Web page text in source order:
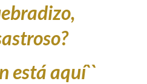
está aquí``